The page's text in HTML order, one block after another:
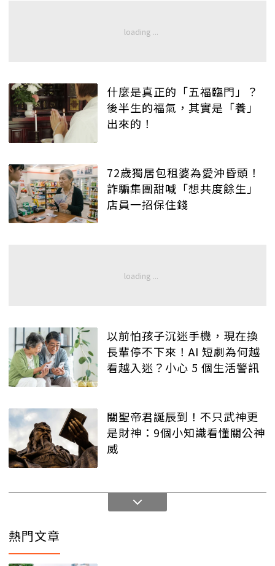
什麼是真正的「五福臨門」？
後半生的福氣，其實是「養」
出來的！
72歲獨居包租婆為愛沖昏頭！
詐騙集團甜喊「想共度餘生」
店員一招保住錢
以前怕孩子沉迷手機，現在換
長輩停不下來！AI 短劇為何越
看越入迷？小心 5 個生活警訊
關聖帝君誕辰到！不只武神更
是財神：9個小知識看懂關公神
威
熱門文章